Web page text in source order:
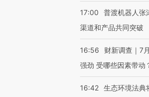
17:00
普渡机器人张
渠道和产品共同突破
16:56
财新调查｜7
强劲 受哪些因素带动
16:42 生态环境法典